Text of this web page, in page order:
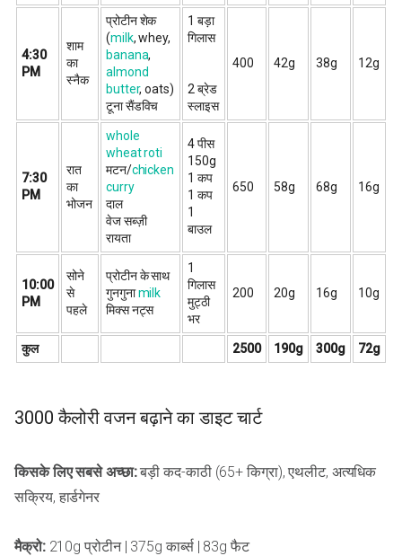
4:30
PM
शाम
का
स्नैक
प्रोटीन शेक
(milk, whey,
banana,
almond
butter, oats)
टूना सैंडविच
1 बड़ा
गिलास
2 ब्रेड
स्लाइस
400 42g 38g 12g
7:30
PM
रात
का
भोजन
whole
wheat roti
मटन/chicken
curry
दाल
वेज सब्ज़ी
रायता
4 पीस
150g
1 कप
1 कप
1
बाउल
650 58g 68g 16g
10:00
PM
सोने
से
पहले
प्रोटीन के साथ
गुनगुनाmilk
मिक्स नट्स
1
गिलास
मुट्ठी
भर
200 20g 16g 10g
कुल 2500 190g 300g 72g
3000 कैलोरी वजन बढ़ाने का डाइट चार्ट
किसके लिए सबसे अच्छा:बड़ी कद-काठी (65+ किग्रा), एथलीट, अत्यधिक
सक्रिय, हार्डगेनर
मैक्रो:210g प्रोटीन | 375g कार्ब्स | 83g फैट